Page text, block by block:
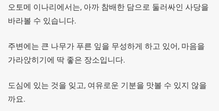
오토메 이나리에서는, 아까 참배한 담으로 둘러싸인 사당을
바라볼 수 있습니다.
주변에는 큰 나무가 푸른 잎을 무성하게 하고 있어, 마음을
가라앉히기에 딱 좋은 장소입니다.
도심에 있는 것을 잊고, 여유로운 기분을 맛볼 수 있지 않을
까요.